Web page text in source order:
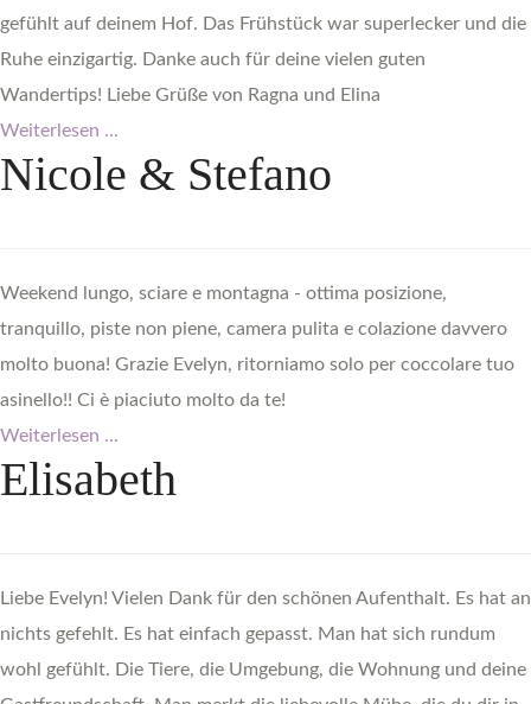
gefühlt auf deinem Hof. Das Frühstück war superlecker und die
Ruhe einzigartig. Danke auch für deine vielen guten
Wandertips! Liebe Grüße von Ragna und Elina
Weiterlesen ...
Nicole & Stefano
Weekend lungo, sciare e montagna - ottima posizione,
tranquillo, piste non piene, camera pulita e colazione davvero
molto buona! Grazie Evelyn, ritorniamo solo per coccolare tuo
asinello!! Ci è piaciuto molto da te!
Weiterlesen ...
Elisabeth
Liebe Evelyn! Vielen Dank für den schönen Aufenthalt. Es hat an
nichts gefehlt. Es hat einfach gepasst. Man hat sich rundum
wohl gefühlt. Die Tiere, die Umgebung, die Wohnung und deine